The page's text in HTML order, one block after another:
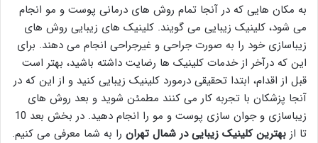
به مکان هایی که در آنجا تمام روش های درمانی پوست و مو انجام
می شود، کلینیک زیبایی می گویند. کلینیک های زیبایی روش های
زیباسازی خود را به صورت جراحی و غیرجراحی انجام می دهند. برای
این که درآخر از خدمات کلینیک ها رضایت داشته باشید، بهتر است
قبل از اقدام، ابتدا تحقیقی درمورد کلینیک زیبایی کنید و از این که در
آنجا پزشکان با تجربه کار می کنند مطمئن شوید و بعد روش های
زیباسازی و جوان سازی پوست و مو را انجام دهید. در بخش بعد 10
تا از بهترین کلینیک زیبایی در شمال تهران را به شما معرفی می کنیم.